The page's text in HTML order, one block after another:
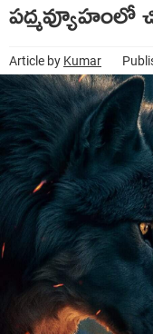
పద్మవ్యూహంలో
Article by Kumar